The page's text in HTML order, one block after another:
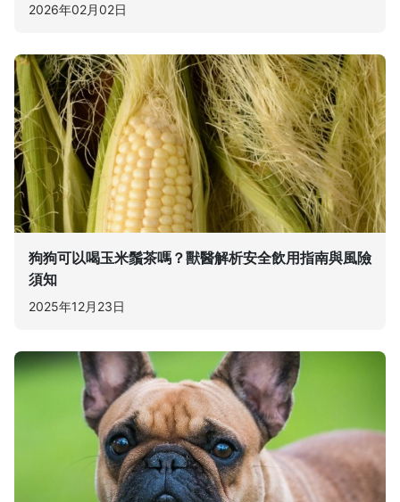
2026年02月02日
狗狗可以喝玉米鬚茶嗎？獸醫解析安全飲用指南與風險
須知
2025年12月23日